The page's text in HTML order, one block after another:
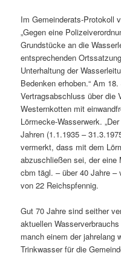
Im Gemeinderats-Protokoll
„Gegen eine
Grundstücke an die
entsprechenden
Unterhaltung der
Bedenken erhoben.“ Am
Vertragsabschluss über die
Westernkotten mit
Lörmecke-Wasserwerk.
Jahren (1.1.1935 –
vermerkt, dass mit dem
abzuschließen sei, der eine
cbm tägl. – über 40 Jahre –
von 22 Reichspfennig.
Gut 70 Jahre sind seither
aktuellen
manch einem der jahrelang
Trinkwasser für die